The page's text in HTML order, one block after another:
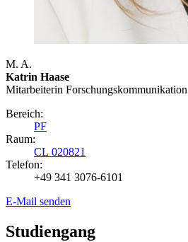
M. A.
Katrin Haase
Mitarbeiterin Forschungs­kommunikation
Bereich:
PF
Raum:
CL 020821
Telefon:
+49 341 3076-6101
E-Mail senden
Studiengang